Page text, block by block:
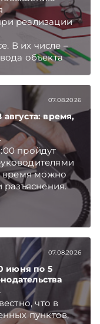
реализации
В их числе –
объекта
выхода на
об экономике
07.08.2026
время,
пройдут
время можно
разъяснения.
07.08.2026
июня по 5
что в
пунктов,